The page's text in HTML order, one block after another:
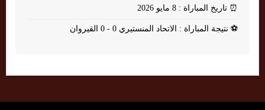
⏰ تاريخ المباراة : 8 مايو 2026
⚽ نتيجة المباراة : الاتحاد المنستيري 0 - 0 القيروان